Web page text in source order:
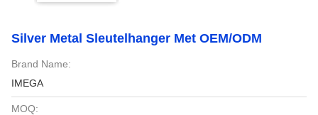
Silver Metal Sleutelhanger Met OEM/ODM
Brand Name:
IMEGA
MOQ: